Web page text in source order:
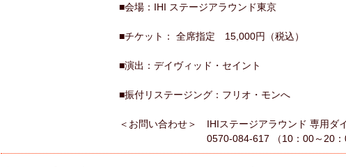
■会場：IHI ステージアラウンド東京
■チケット： 全席指定 15,000円（税込）
■演出：デイヴィッド・セイント
■振付リステージング：フリオ・モンへ
＜お問い合わせ＞ IHIステージアラウンド 専用ダ
0570-084-617 （10：00～20：